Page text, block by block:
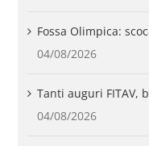
Fossa Olimpica:
04/08/2026
Tanti auguri FITAV,
04/08/2026